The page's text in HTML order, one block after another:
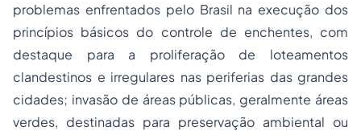
problemas enfrentados pelo Brasil na execução dos
princípios básicos do controle de enchentes, com
destaque para a proliferação de loteamentos
clandestinos e irregulares nas periferias das grandes
cidades; invasão de áreas públicas, geralmente áreas
verdes, destinadas para preservação ambiental ou